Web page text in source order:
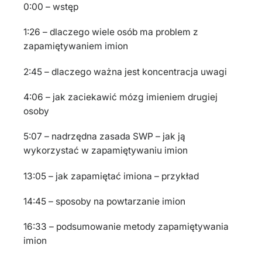
0:00 – wstęp
1:26 – dlaczego wiele osób ma problem z
zapamiętywaniem imion
2:45 – dlaczego ważna jest koncentracja uwagi
4:06 – jak zaciekawić mózg imieniem drugiej
osoby
5:07 – nadrzędna zasada SWP – jak ją
wykorzystać w zapamiętywaniu imion
13:05 – jak zapamiętać imiona – przykład
14:45 – sposoby na powtarzanie imion
16:33 – podsumowanie metody zapamiętywania
imion